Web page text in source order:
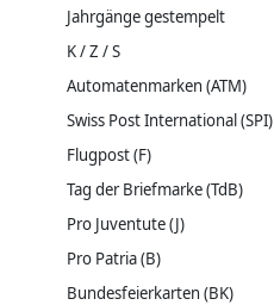
Jahrgänge gestempelt
K / Z / S
Automatenmarken (ATM)
Swiss Post International (SPI)
Flugpost (F)
Tag der Briefmarke (TdB)
Pro Juventute (J)
Pro Patria (B)
Bundesfeierkarten (BK)